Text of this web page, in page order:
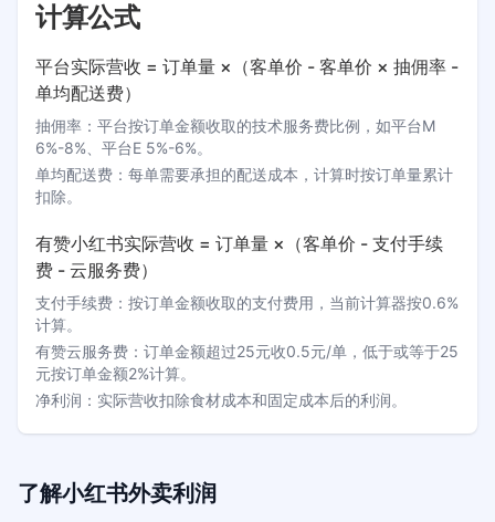
计算公式
平台实际营收 = 订单量 ×（客单价 - 客单价 × 抽佣率 -
单均配送费）
抽佣率 ： 平台按订单金额收取的技术服务费比例，如平台M
6%-8%、平台E 5%-6%。
单均配送费 ： 每单需要承担的配送成本，计算时按订单量累计
扣除。
有赞小红书实际营收 = 订单量 ×（客单价 - 支付手续
费 - 云服务费）
支付手续费 ： 按订单金额收取的支付费用，当前计算器按0.6%
计算。
有赞云服务费 ： 订单金额超过25元收0.5元/单，低于或等于25
元按订单金额2%计算。
净利润 ： 实际营收扣除食材成本和固定成本后的利润。
了解小红书外卖利润